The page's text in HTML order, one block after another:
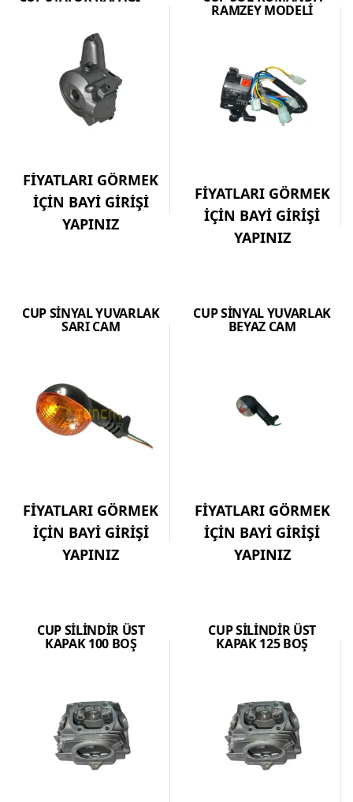
FİYATLARI GÖRMEK
İÇİN BAYİ GİRİŞİ
YAPINIZ
RAMZEY MODELİ
FİYATLARI GÖRMEK
İÇİN BAYİ GİRİŞİ
YAPINIZ
CUP SİNYAL YUVARLAK
SARI CAM
FİYATLARI GÖRMEK
İÇİN BAYİ GİRİŞİ
YAPINIZ
CUP SİNYAL YUVARLAK
BEYAZ CAM
FİYATLARI GÖRMEK
İÇİN BAYİ GİRİŞİ
YAPINIZ
CUP SİLİNDİR ÜST
KAPAK 100 BOŞ
CUP SİLİNDİR ÜST
KAPAK 125 BOŞ